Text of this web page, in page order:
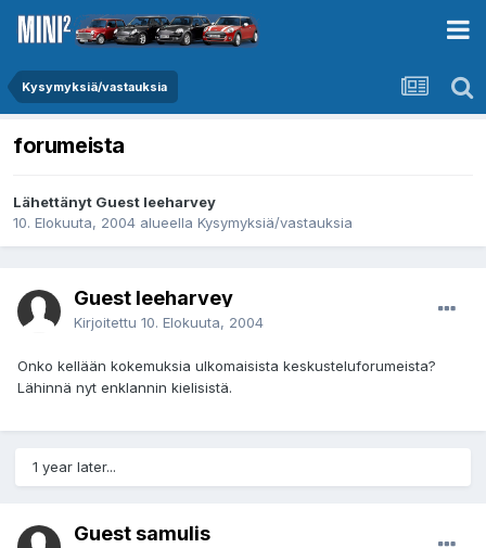
Kysymyksiä/vastauksia
forumeista
Lähettänyt Guest leeharvey
10. Elokuuta, 2004 alueella Kysymyksiä/vastauksia
Guest leeharvey
Kirjoitettu 10. Elokuuta, 2004
Onko kellään kokemuksia ulkomaisista keskusteluforumeista?
Lähinnä nyt enklannin kielisistä.
1 year later...
Guest samulis